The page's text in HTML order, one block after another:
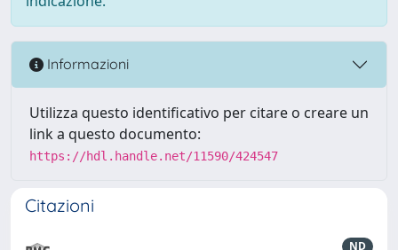
Informazioni
Utilizza questo identificativo per citare o creare un
link a questo documento:
https://hdl.handle.net/11590/424547
Citazioni
ND